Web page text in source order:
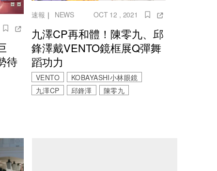
待
速報 ｜ NEWS OCT 12 , 2021
九澤CP再和體！陳零九、邱
鋒澤戴VENTO鏡框展Q彈舞
蹈功力
VENTO
KOBAYASHI小林眼鏡
九澤CP
邱鋒澤 陳零九